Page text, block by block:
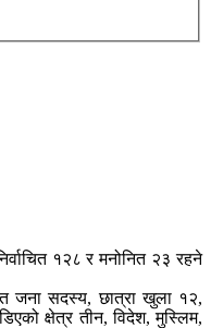
१२८ र मनोनित २३ रहने
जना सदस्य, छात्रा खुला १२,
क्षेत्र तीन, विदेश, मुस्लिम,